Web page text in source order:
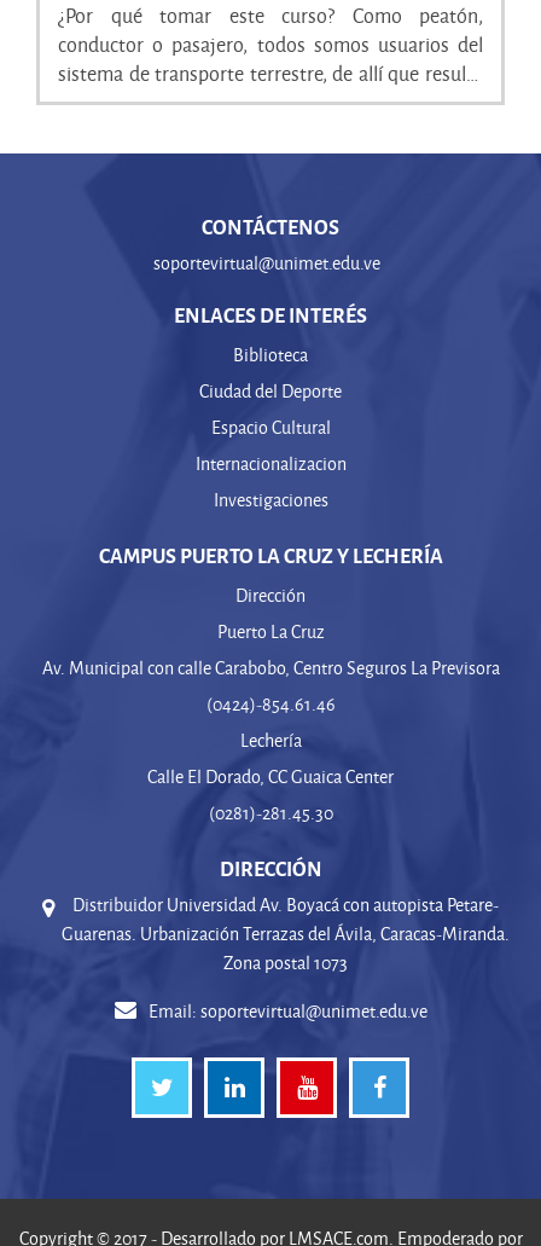
¿Por qué tomar este curso? Como peatón,
conductor o pasajero, todos somos usuarios del
sistema de transporte terrestre, de allí que resulte
interesante entender la dinámica de los traslados
transacciones comerciales y las relaciones sociales
económico y social depende en gran parte, de la
CONTÁCTENOS
soportevirtual@unimet.edu.ve
ENLACES DE INTERÉS
Biblioteca
Ciudad del Deporte
Espacio Cultural
Internacionalizacion
Investigaciones
CAMPUS PUERTO LA CRUZ Y LECHERÍA
Dirección
Puerto La Cruz
Av. Municipal con calle Carabobo, Centro Seguros La Previsora
(0424)-854.61.46
Lechería
Calle El Dorado, CC Guaica Center
(0281)-281.45.30
DIRECCIÓN
Distribuidor Universidad Av. Boyacá con autopista Petare-
Guarenas. Urbanización Terrazas del Ávila, Caracas-Miranda.
Zona postal 1073
Email:soportevirtual@unimet.edu.ve
Copyright © 2017 - Desarrollado porLMSACE.com. Empoderado por